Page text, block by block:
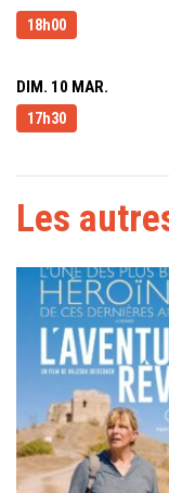
18h00
DIM. 10 MAR.
17h30
Les